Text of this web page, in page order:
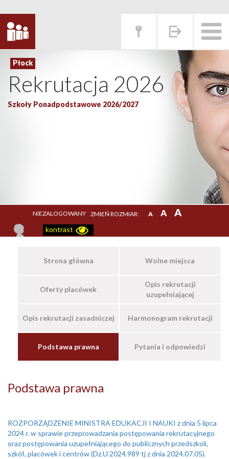
Rekrutacja 2026
Szkoły Ponadpodstawowe 2026/2027
NIEZALOGOWANY ZMIEŃ ROZMIAR: A A A
kontrast
Strona główna Wolne miejsca
Oferty placówek
Opis rekrutacji
uzupełniającej
Opis rekrutacji zasadniczej Harmonogram rekrutacji
Podstawa prawna Pytania i odpowiedzi
Podstawa prawna
ROZPORZĄDZENIE MINISTRA EDUKACJI I NAUKI z dnia 5 lipca
2024 r. w sprawie przeprowadzania postępowania rekrutacyjnego
oraz postępowania uzupełniającego do publicznych przedszkoli,
szkół, placówek i centrów (Dz.U.2024.989 tj z dnia 2024.07.05).